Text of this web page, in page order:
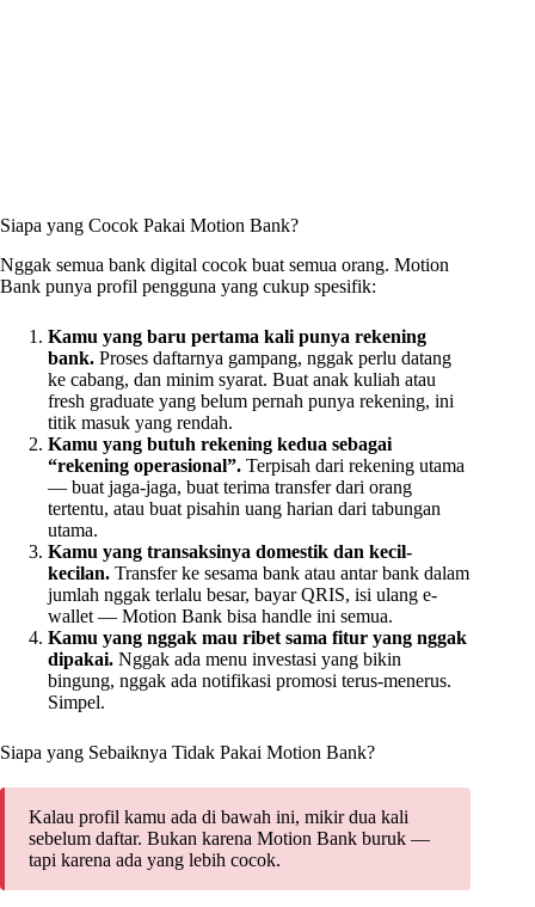
Siapa yang Cocok Pakai Motion Bank?
Nggak semua bank digital cocok buat semua orang. Motion
Bank punya profil pengguna yang cukup spesifik:
Kamu yang baru pertama kali punya rekening
bank. Proses daftarnya gampang, nggak perlu datang
ke cabang, dan minim syarat. Buat anak kuliah atau
fresh graduate yang belum pernah punya rekening, ini
titik masuk yang rendah.
Kamu yang butuh rekening kedua sebagai
“rekening operasional”. Terpisah dari rekening utama
— buat jaga-jaga, buat terima transfer dari orang
tertentu, atau buat pisahin uang harian dari tabungan
utama.
Kamu yang transaksinya domestik dan kecil-
kecilan. Transfer ke sesama bank atau antar bank dalam
jumlah nggak terlalu besar, bayar QRIS, isi ulang e-
wallet — Motion Bank bisa handle ini semua.
Kamu yang nggak mau ribet sama fitur yang nggak
dipakai. Nggak ada menu investasi yang bikin
bingung, nggak ada notifikasi promosi terus-menerus.
Simpel.
Siapa yang Sebaiknya Tidak Pakai Motion Bank?
Kalau profil kamu ada di bawah ini, mikir dua kali
sebelum daftar. Bukan karena Motion Bank buruk —
tapi karena ada yang lebih cocok.